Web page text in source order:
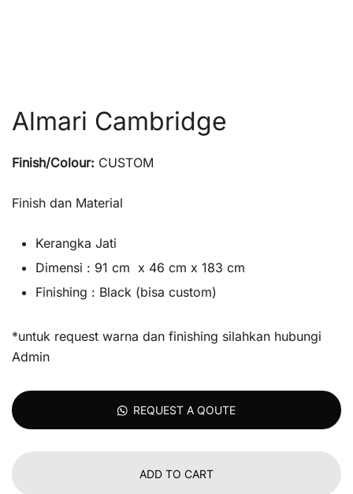
Almari Cambridge
Finish/Colour: CUSTOM
Finish dan Material
Kerangka Jati
Dimensi : 91 cm x 46 cm x 183 cm
Finishing : Black (bisa custom)
*untuk request warna dan finishing silahkan hubungi
Admin
REQUEST A QOUTE
ADD TO CART